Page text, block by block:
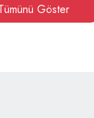
Göster